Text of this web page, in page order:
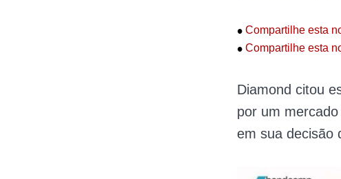
• Compartilhe esta
• Compartilhe esta
Diamond citou
por um
em sua decisão